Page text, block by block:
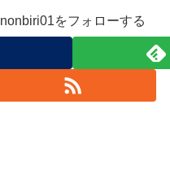
nonbiri01をフォローする